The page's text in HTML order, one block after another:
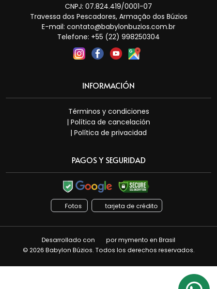
CNPJ: 07.824.419/0001-07
Travessa dos Pescadores, Armação dos Búzios
E-mail: contato@babylonbuzios.com.br
Telefone: +55 (22) 998250304
INFORMACIÓN
Términos y condiciones
| Política de cancelación
| Política de privacidad
PAGOS Y SEGURIDAD
Fotos tarjeta de crédito
Desarrollado con pormymento en Brasil
© 2026 Babylon Búzios. Todos los derechos reservados.